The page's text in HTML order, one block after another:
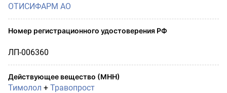
ОТИСИФАРМ АО
Номер регистрационного удостоверения РФ
ЛП-006360
Действующее вещество (МНН)
Тимолол + Травопрост